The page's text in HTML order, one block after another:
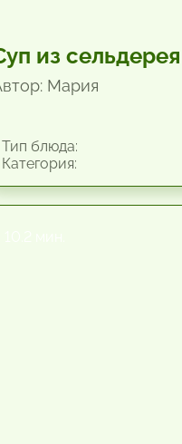
из
Мария
блюда: